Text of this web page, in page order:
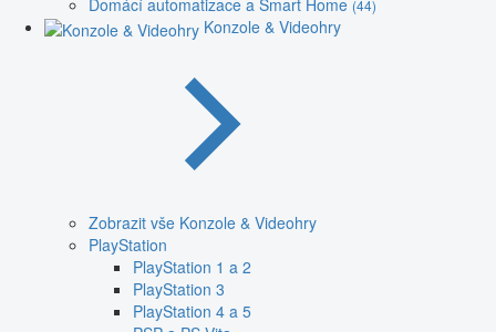
Domácí automatizace a Smart Home (44)
Konzole & Videohry
Zobrazit vše Konzole & Videohry
PlayStation
PlayStation 1 a 2
PlayStation 3
PlayStation 4 a 5